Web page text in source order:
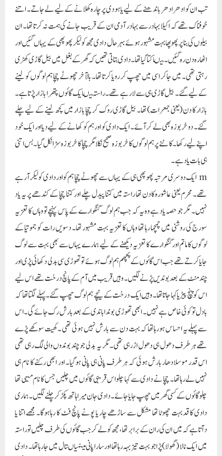
تب ان کو ادھر ادھر باندھنے کے لیے یاہودی پر چارہ کھلانے کے لیے لے جاتے۔ اتنے
خوفناک تھے کہ اکیلا بہادر سے بہادر آدمی ان کے قریب جانے کی ہمت نہ کرتا تھا۔ ان
بیلوں کی بنا پر پھوپھا بہت مشہور ہوئے بہرحال دادی مجھ کو لیکر پھوپھی کے یہاں گئیں اور
اٹھارہ دن رہ گئیں۔ میںاکتاگیاتھا۔ دادی بتاتی تھیں کہ گھر کے بغل میں بیل گاڑی کھڑی
رہتی تھی۔ میں جاکر اسی میں چھپ کر رویا کرتا تھا۔ بالآخر چھوٹے چچا ہم لوگوں کو لینے
کے لیے گئے۔ بیل گاڑی ہی سے لارہے تھے۔ راستہ میںایک گائوں پتھرا بازار پڑتا ہے۔
بازار کا دن (یعنی جمعرات) تھا۔ بیل گاڑی روک کر چچا بازار میں کچھ لینے کے لیے چلے
گئے ۔ دوخربوزہ بھی لے کر آئے۔ ایک دادی کو اور ہم کو کھانے کے لیے دیا اور ایک خود
اپنے لیے رکھا ۔ کاٹنے پر ہم لوگوں کا خربوزہ صحیح نکلا مگرچچا کا خربوزہ سڑانکل گیا۔بس اتنی
ہی بات یا د ہے۔
m ایک دوسری مرتبہ پھوپھی ہی کے یہاں سے چھوٹے چچا ہم کو اور دادی کو لیکر آرہے
تھے۔ محرم یعنی عاشورہ کادن تھا راستہ میں کتنا پیدل چلے اور کتنا چچا کے کندھے پر یہ یاد
نہیں۔ مگر جو حصہ یاد ہے وہ یہ کہ جب ہم لوگ گنگوارے کے پاس پہنچے تو وہاں کا تعزیہ
سورج کی روشنی میں چمچما رہا تھا وہاں کا تعزیہ بہت مشہور تھا۔ دسویں رات کو جموتیا کے
لوگوں کا ماتم اور گنگوارے کا تعزیہ دیکھنے کے لیے ہمارے یہاں سے بھی بہت سے لوگ
جایا کرتے تھے جب اس گائوں کے پچھم ہم لوگ ہوئے تو تھوڑی سی بدلی دکھائی پڑی اور
چندمنٹ کے بعد بوندیں پڑنے لگیں۔ وہیں قریب میں آم کے پانچ درخت تھے اس لیے
اس کو پنچ پیڑیا کہا جاتاتھا۔ وہیں ایک درخت کے نیچے ہم لوگ چھپ گئے۔ پہلے لگتا تھا کہ
بادل تو کوئی خاص ہے نہیں۔ ابھی تھوڑی بونداباندی کے بعد بارش رک جائے گی۔ اس
سے پہلے یہ احساس ہورہاتھا کہ بہت دن سے بارش نہیں ہوئی تھی ۔ کھیت سوکھے پڑے
تھے ہر طرف دھول ہی دھول اڑرہی تھی۔مگر یہ بدلی جو چند بوندوں والی لگ رہی تھی
اس قدر موسلادھار بارش ہوئی کہ ہر طرف پانی ہی پانی ہوگیا۔ اور ابھی رکنے کا نام ہی
نہیں لے رہاتھا۔ چچا نے دادی سے کہا چلو اس قریبی گائوں میں چلیں جس کا نام میہی تھا
چلوگائوں کے کسی گھر میں چھپ جایا جائے۔ دادی جان میرا ہاتھ پکڑ کر چلنے لگیں۔ ہماری
دادی کا قدبہت چھوٹا تھا مشکل سے ساڑھے چار یا پونے پانچ فٹ کا رہاہوگا۔ مجھے اتنا یا
دآتاہے کہ میں ان کی ران کے برابر تھا، مجھ کو لے کر جب گائوں کی طرف چلیں تو راستہ
میں ایک نالا (گھولا)پڑا جو بہت تیز بہہ رہاتھا اور سارا پانی مینہیاںتال میں جارہاتھا۔ دادی